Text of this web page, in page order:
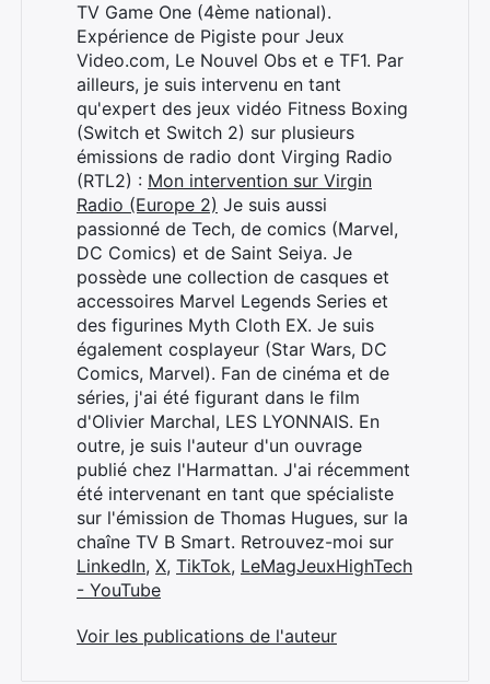
TV Game One (4ème national).
Expérience de Pigiste pour Jeux
Video.com, Le Nouvel Obs et e TF1. Par
ailleurs, je suis intervenu en tant
qu'expert des jeux vidéo Fitness Boxing
(Switch et Switch 2) sur plusieurs
émissions de radio dont Virging Radio
(RTL2) : Mon intervention sur Virgin
Radio (Europe 2) Je suis aussi
passionné de Tech, de comics (Marvel,
DC Comics) et de Saint Seiya. Je
possède une collection de casques et
accessoires Marvel Legends Series et
des figurines Myth Cloth EX. Je suis
également cosplayeur (Star Wars, DC
Comics, Marvel). Fan de cinéma et de
séries, j'ai été figurant dans le film
d'Olivier Marchal, LES LYONNAIS. En
outre, je suis l'auteur d'un ouvrage
publié chez l'Harmattan. J'ai récemment
été intervenant en tant que spécialiste
sur l'émission de Thomas Hugues, sur la
chaîne TV B Smart. Retrouvez-moi sur
LinkedIn, X, TikTok, LeMagJeuxHighTech
- YouTube
Voir les publications de l'auteur